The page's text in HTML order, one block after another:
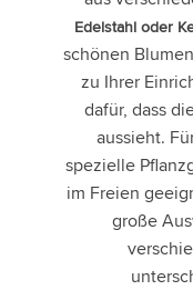
Edelstahl oder
schönen
zu Ihrer
dafür, dass
aussieht.
spezielle
im Freien
große